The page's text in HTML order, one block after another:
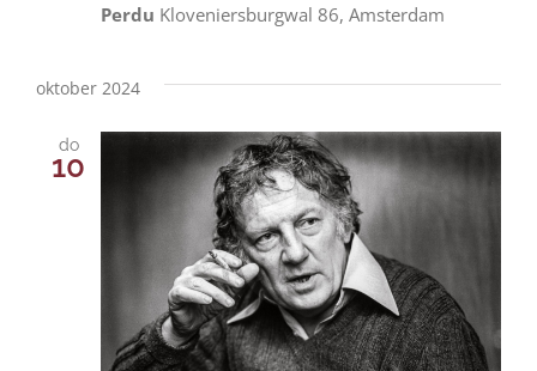
Perdu Kloveniersburgwal 86, Amsterdam
oktober 2024
do
10